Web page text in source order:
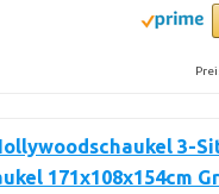
3-
171x108x154cm